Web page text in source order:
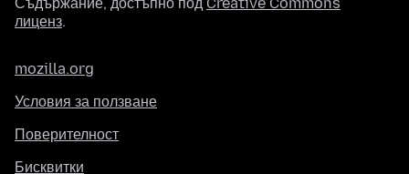
лиценз.
mozilla.org
Условия за ползване
Поверителност
Бисквитки